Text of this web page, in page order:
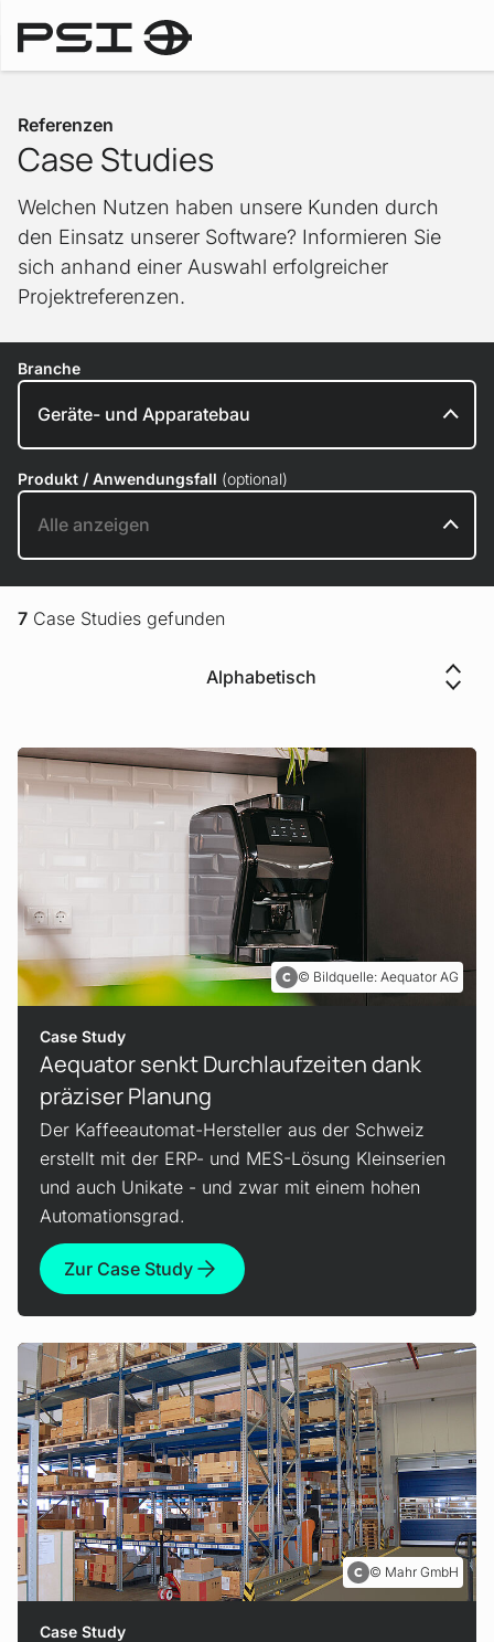
Referenzen
Case Studies
Welchen Nutzen haben unsere Kunden durch
den Einsatz unserer Software? Informieren Sie
sich anhand einer Auswahl erfolgreicher
Projektreferenzen.
Branche
Produkt / Anwendungsfall
7 Case Studies gefunden
Bildquelle: Aequator AG
Case Study
Aequator senkt Durchlaufzeiten dank
präziser Planung
Der Kaffeeautomat-Hersteller aus der Schweiz
erstellt mit der ERP- und MES-Lösung Kleinserien
und auch Unikate - und zwar mit einem hohen
Automationsgrad.
Zur Case Study
Mahr GmbH
Case Study